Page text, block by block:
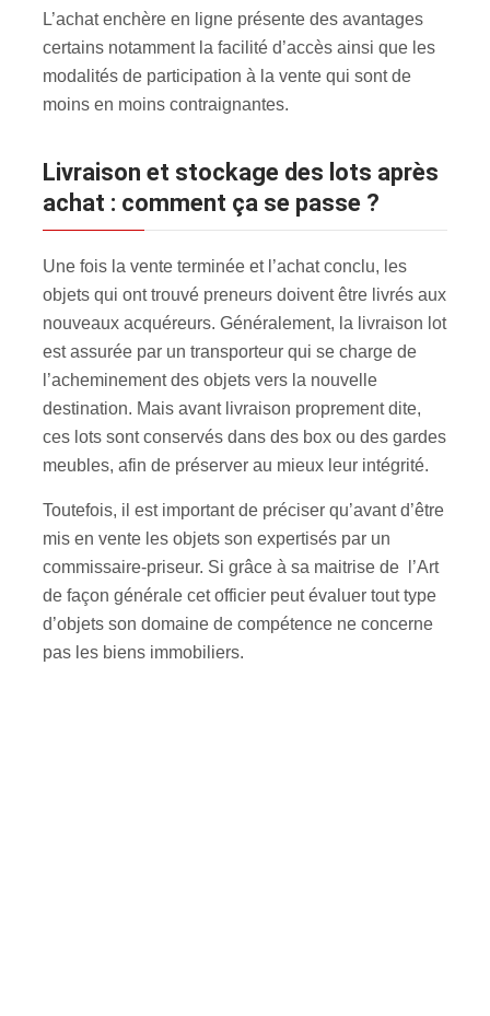
L’achat enchère en ligne présente des avantages
certains notamment la facilité d’accès ainsi que les
modalités de participation à la vente qui sont de
moins en moins contraignantes.
Livraison et stockage des lots après
achat : comment ça se passe ?
Une fois la vente terminée et l’achat conclu, les
objets qui ont trouvé preneurs doivent être livrés aux
nouveaux acquéreurs. Généralement, la livraison lot
est assurée par un transporteur qui se charge de
l’acheminement des objets vers la nouvelle
destination. Mais avant livraison proprement dite,
ces lots sont conservés dans des box ou des gardes
meubles, afin de préserver au mieux leur intégrité.
Toutefois, il est important de préciser qu’avant d’être
mis en vente les objets son expertisés par un
commissaire-priseur. Si grâce à sa maitrise de l’Art
de façon générale cet officier peut évaluer tout type
d’objets son domaine de compétence ne concerne
pas les biens immobiliers.